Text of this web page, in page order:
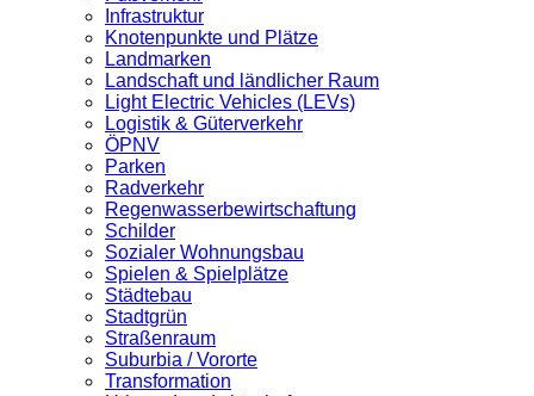
Infrastruktur
Knotenpunkte und Plätze
Landmarken
Landschaft und ländlicher Raum
Light Electric Vehicles (LEVs)
Logistik & Güterverkehr
ÖPNV
Parken
Radverkehr
Regenwasserbewirtschaftung
Schilder
Sozialer Wohnungsbau
Spielen & Spielplätze
Städtebau
Stadtgrün
Straßenraum
Suburbia / Vororte
Transformation